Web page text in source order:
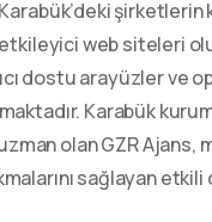
şirketlerin
web siteleri
dostu arayüzler ve
Karabük
olan GZR Ajans,
sağlayan